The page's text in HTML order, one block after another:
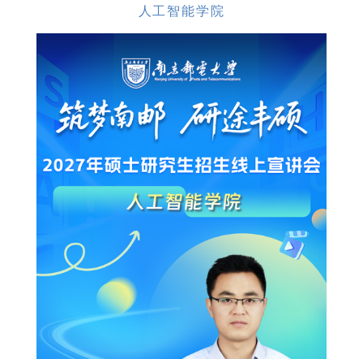
人工智能学院